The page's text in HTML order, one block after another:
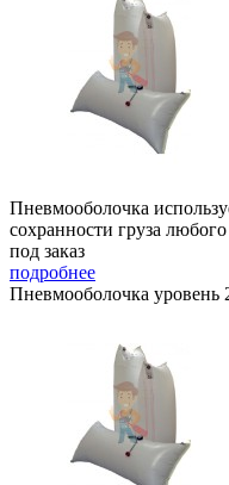
Пневмооболочка
сохранности груза
под заказ
подробнее
Пневмооболочка уровень